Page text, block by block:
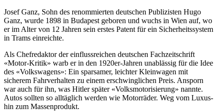
Josef Ganz, Sohn des renommierten deutschen Publizisten Hugo
Ganz, wurde 1898 in Budapest geboren und wuchs in Wien auf, wo
er im Alter von 12 Jahren sein erstes Patent für ein Sicherheitssystem
in Trams einreichte.
Als Chefredaktor der einflussreichen deutschen Fachzeitschrift
«Motor-Kritik» warb er in den 1920er-Jahren unablässig für die Idee
des «Volkswagens»: Ein sparsamer, leichter Kleinwagen mit
sicherem Fahrverhalten zu einem erschwinglichen Preis. Ansporn
war auch für ihn, was Hitler später «Volksmotorisierung» nannte.
Autos sollten so alltäglich werden wie Motorräder. Weg vom Luxus-
hin zum Massenprodukt.